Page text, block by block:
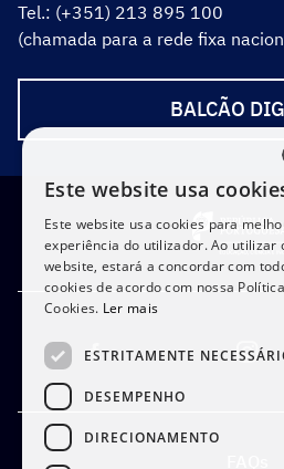
Tel.: (+351) 213 895 100
(chamada para a rede fixa
BALCÃO
Este website usa
Este website usa cookies para
experiência do utilizador. Ao utilizar
website, estará a concordar com
cookies de acordo com nossa
Cookies. Ler mais
ESTRITAMENTE
DESEMPENHO
DIRECIONAMENTO